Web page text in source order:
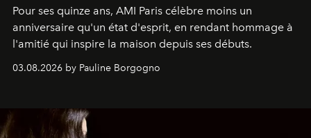
Pour ses quinze ans, AMI Paris célèbre moins un
anniversaire qu'un état d'esprit, en rendant hommage à
l'amitié qui inspire la maison depuis ses débuts.
03.08.2026 by Pauline Borgogno